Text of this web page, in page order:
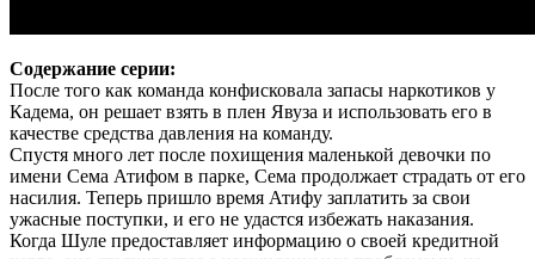
Содержание серии:
После того как команда конфисковала запасы наркотиков у
Кадема, он решает взять в плен Явуза и использовать его в
качестве средства давления на команду.
Спустя много лет после похищения маленькой девочки по
имени Сема Атифом в парке, Сема продолжает страдать от его
насилия. Теперь пришло время Атифу заплатить за свои
ужасные поступки, и его не удастся избежать наказания.
Когда Шуле предоставляет информацию о своей кредитной